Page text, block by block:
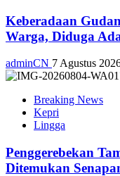
Keberadaan
Warga, Diduga
adminCN 7 Agustus
Breaking News
Kepri
Lingga
Penggerebekan
Ditemukan